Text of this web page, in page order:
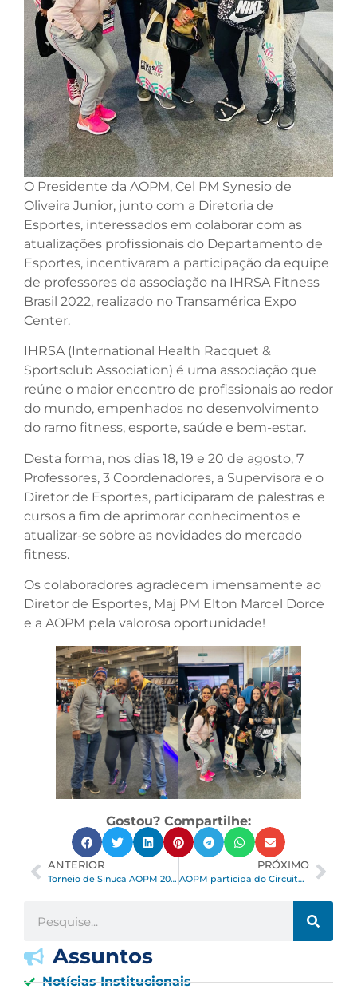
O Presidente da AOPM, Cel PM Synesio de
Oliveira Junior, junto com a Diretoria de
Esportes, interessados em colaborar com as
atualizações profissionais do Departamento de
Esportes, incentivaram a participação da equipe
de professores da associação na IHRSA Fitness
Brasil 2022, realizado no Transamérica Expo
Center.
IHRSA (International Health Racquet &
Sportsclub Association) é uma associação que
reúne o maior encontro de profissionais ao redor
do mundo, empenhados no desenvolvimento
do ramo fitness, esporte, saúde e bem-estar.
Desta forma, nos dias 18, 19 e 20 de agosto, 7
Professores, 3 Coordenadores, a Supervisora e o
Diretor de Esportes, participaram de palestras e
cursos a fim de aprimorar conhecimentos e
atualizar-se sobre as novidades do mercado
fitness.
Os colaboradores agradecem imensamente ao
Diretor de Esportes, Maj PM Elton Marcel Dorce
e a AOPM pela valorosa oportunidade!
Gostou? Compartilhe:
ANTERIOR
Torneio de Sinuca AOPM 2022
PRÓXIMO
AOPM participa do Circuito de Damas na Federação Paulista de Tênis
Assuntos
Notícias Institucionais